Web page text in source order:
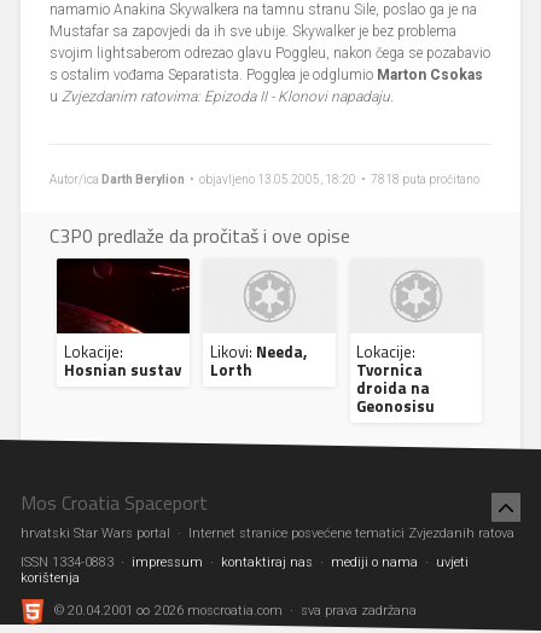
namamio Anakina Skywalkera na tamnu stranu Sile, poslao ga je na
Mustafar sa zapovjedi da ih sve ubije. Skywalker je bez problema
svojim lightsaberom odrezao glavu Poggleu, nakon čega se pozabavio
s ostalim vođama Separatista. Pogglea je odglumio Marton Csokas
uZvjezdanim ratovima: Epizoda II - Klonovi napadaju.
Autor/ica Darth Berylion • objavljeno 13.05.2005, 18:20 • 7818 puta pročitano
C3P0 predlaže da pročitaš i ove opise
Lokacije:
Hosnian sustav
Likovi: Needa,
Lorth
Lokacije:
Tvornica
droida na
Geonosisu
Mos Croatia Spaceport
hrvatski Star Wars portal · Internet stranice posvećene tematici Zvjezdanih ratova
ISSN 1334-0883 ·
impressum · kontaktiraj nas · mediji o nama ·
uvjeti
korištenja
© 20.04.2001 ∞ 2026 moscroatia.com · sva prava zadržana